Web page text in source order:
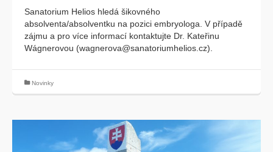
Sanatorium Helios hledá šikovného
absolventa/absolventku na pozici embryologa. V případě
zájmu a pro více informací kontaktujte Dr. Kateřinu
Wágnerovou (wagnerova@sanatoriumhelios.cz).
Novinky